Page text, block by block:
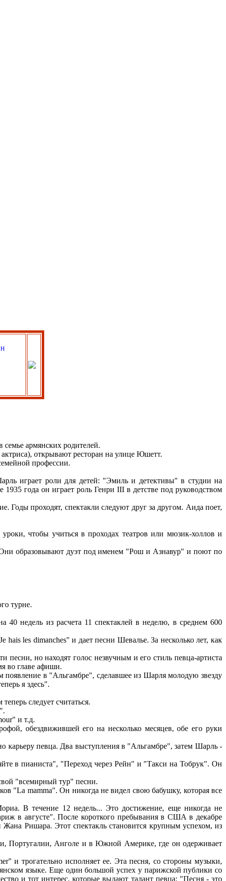
армянских родителей.
открывают ресторан на улице Юшетт.
профессии.
играет роли для детей: "Эмиль и детективы" в студии на
года он играет роль Генри III в детстве под руководством
Годы проходят, спектакли следуют друг за другом. Аида поет,
чтобы учиться в проходах театров или мюзик-холлов и
образовывают дуэт под именем "Рош и Азнавур" и поют по
турне.
40 недель из расчета 11 спектаклей в неделю, в среднем 600
les dimanches" и дает песни Шевалье. За несколько лет, как
но находят голос незвучным и его стиль певца-артиста
во главе афиши.
появление в "Альгамбре", сделавшее из Шарля молодую звезду
я здесь".
следует считаться.
и т.д.
обездвижившей его на несколько месяцев, обе его руки
певца. Два выступления в "Альгамбре", затем Шарль -
в пианиста", "Переход через Рейн" и "Такси на Тобрук". Он
"всемирный тур" песни.
"La mamma". Он никогда не видел свою бабушку, которая все
В течение 12 недель... Это достижение, еще никогда не
в августе". После короткого пребывания в США в декабре
Ришара. Этот спектакль становится крупным успехом, из
Португалии, Анголе и в Южной Америке, где он одерживает
и трогательно исполняет ее. Эта песня, со стороны музыки,
языке. Еще один большой успех у парижской публики со
и тот интерес, которые выдают талант певца: "Песня - это